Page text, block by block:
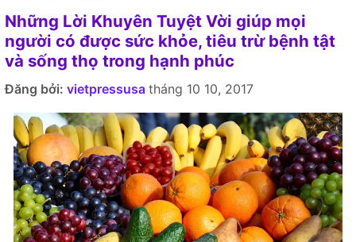
Những Lời Khuyên Tuyệt Vời giúp mọi
người có được sức khỏe, tiêu trừ bệnh tật
và sống thọ trong hạnh phúc
Đăng bởi: vietpressusa tháng 10 10, 2017